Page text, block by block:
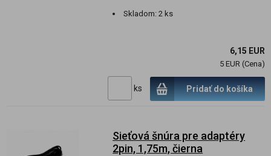
Skladom:2 ks
6,15 EUR
5 EUR (Cena)
ks Pridať do košíka
Sieťová šnúra pre adaptéry
2pin, 1,75m, čierna